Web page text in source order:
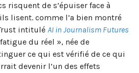
de s’épuiser face à
lisent. comme l’a bien montré
intitulé AI in Journalism Futures
du réel », née de
ce qui est vérifié de ce qui
devenir l’un des effets